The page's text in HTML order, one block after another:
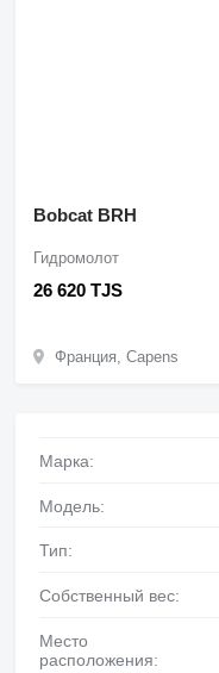
Bobcat BRH
26 620 TJS
Гидромолот
Франция, Capens
Марка:
Модель:
Тип:
Собственный вес:
Место
расположения: